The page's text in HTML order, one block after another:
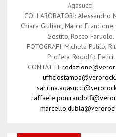
Agasucci,
COLLABORATORI: Alessandro
Chiara Giuliani, Marco
Sestito, Rocco Faruolo.
FOTOGRAFI: Michela Polito,
Profeta, Rodolfo Felici.
CONTATTI: